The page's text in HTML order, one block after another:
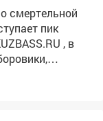
смертельной
с ними в